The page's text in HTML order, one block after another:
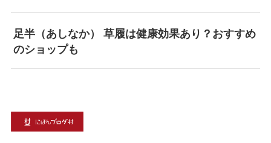
足半（あしなか） 草履は健康効果あり？おすすめ
のショップも